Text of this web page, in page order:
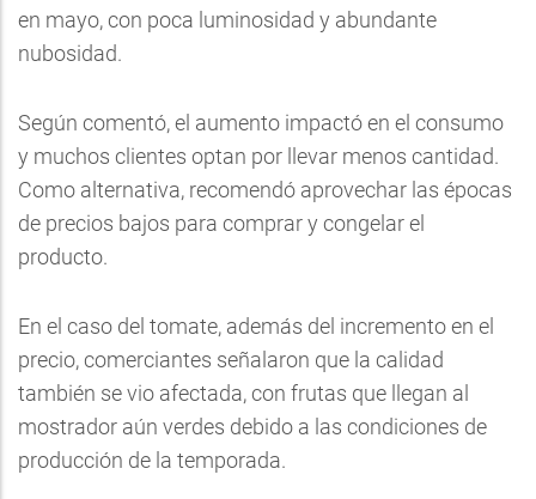
en mayo, con poca luminosidad y abundante
nubosidad.
Según comentó, el aumento impactó en el consumo
y muchos clientes optan por llevar menos cantidad.
Como alternativa, recomendó aprovechar las épocas
de precios bajos para comprar y congelar el
producto.
En el caso del tomate, además del incremento en el
precio, comerciantes señalaron que la calidad
también se vio afectada, con frutas que llegan al
mostrador aún verdes debido a las condiciones de
producción de la temporada.